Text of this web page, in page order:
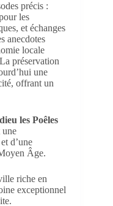
précis :
les
et échanges
anecdotes
locale
préservation
une
offrant un
les Poêles
une
d’une
Âge.